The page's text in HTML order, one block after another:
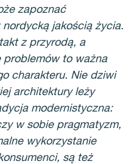
zapoznać
jakością życia.
z przyrodą, a
to ważna
charakteru. Nie dziwi
architektury leży
modernistyczna:
w sobie pragmatyzm,
wykorzystanie
są też